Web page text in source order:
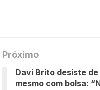
Próximo
Davi Brito desiste
mesmo com bolsa: